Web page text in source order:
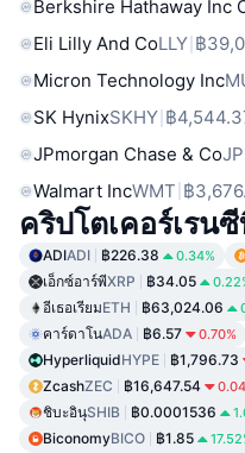
Berkshire Hathaway Inc
Eli Lilly And CoLLY ฿
Micron Technology Inc
SK HynixSKHY ฿
JPmorgan Chase & Co
Walmart IncWMT ฿
คริปโตเคอร์เรน
ADIADI ฿226.38 0.34%
เอ็กซ์อาร์พีXRP ฿34.05
อีเธอเรียมETH ฿63,024.06
คาร์ดาโนADA ฿6.57 0.70%
HyperliquidHYPE ฿1,796.73
ZcashZEC ฿16,647.54
ชิบะอินุSHIB ฿0.0001536
BiconomyBICO ฿1.85